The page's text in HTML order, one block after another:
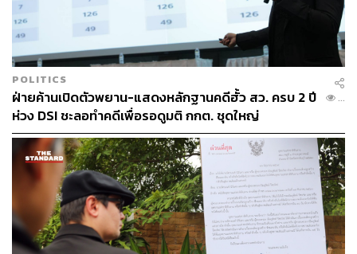
POLITICS
ฝ่ายค้านเปิดตัวพยาน-แสดงหลักฐานคดีฮั้ว สว. ครบ 2 ปี
ห่วง DSI ชะลอทำคดีเพื่อรอดูมติ กกต. ชุดใหญ่
...